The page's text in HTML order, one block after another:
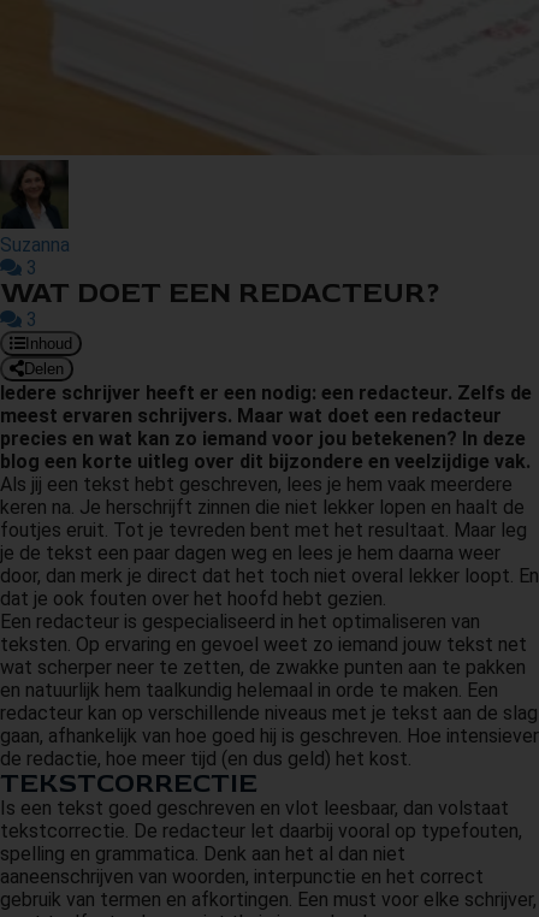
Suzanna
3
WAT DOET EEN REDACTEUR?
3
Inhoud
Delen
Iedere schrijver heeft er een nodig: een redacteur. Zelfs de
meest ervaren schrijvers. Maar wat doet een redacteur
precies en wat kan zo iemand voor jou betekenen? In deze
blog een korte uitleg over dit bijzondere en veelzijdige vak.
Als jij een tekst hebt geschreven, lees je hem vaak meerdere
keren na. Je herschrijft zinnen die niet lekker lopen en haalt de
foutjes eruit. Tot je tevreden bent met het resultaat. Maar leg
je de tekst een paar dagen weg en lees je hem daarna weer
door, dan merk je direct dat het toch niet overal lekker loopt. En
dat je ook fouten over het hoofd hebt gezien.
Een redacteur is gespecialiseerd in het optimaliseren van
teksten. Op ervaring en gevoel weet zo iemand jouw tekst net
wat scherper neer te zetten, de zwakke punten aan te pakken
en natuurlijk hem taalkundig helemaal in orde te maken. Een
redacteur kan op verschillende niveaus met je tekst aan de slag
gaan, afhankelijk van hoe goed hij is geschreven. Hoe intensiever
de redactie, hoe meer tijd (en dus geld) het kost.
TEKSTCORRECTIE
Is een tekst goed geschreven en vlot leesbaar, dan volstaat
tekstcorrectie. De redacteur let daarbij vooral op typefouten,
spelling en grammatica. Denk aan het al dan niet
aaneenschrijven van woorden, interpunctie en het correct
gebruik van termen en afkortingen. Een must voor elke schrijver,
worden
om
te
over
van
op
gebruikt
te
de
Hierdoor
website-
van